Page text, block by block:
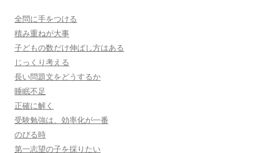
全問に手をつける
積み重ねが大事
子どもの数だけ伸ばし方はある
じっくり考える
長い問題文をどうするか
睡眠不足
正確に解く
受験勉強は、効率化が一番
のびる時
第一志望の子を採りたい